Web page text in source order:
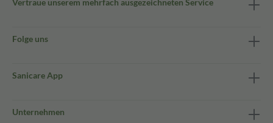
Vertraue unserem mehrfach ausgezeichneten Service
Folge uns
Sanicare App
Unternehmen